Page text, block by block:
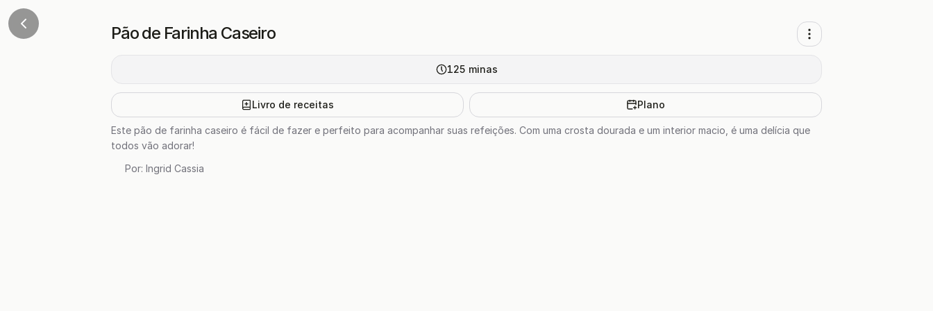
Pão de Farinha Caseiro
125 minas
Livro de receitas Plano
Este pão de farinha caseiro é fácil de fazer e perfeito para acompanhar suas refeições. Com uma crosta dourada e um interior macio, é uma delícia que
todos vão adorar!
Por: Ingrid Cassia